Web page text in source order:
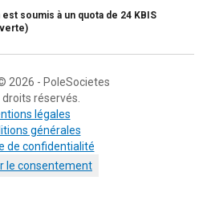
soumis à un quota de 24 KBIS
2026 - PoleSocietes
réservés.
légales
générales
de confidentialité
le consentement